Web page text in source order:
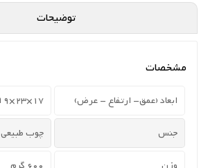
توضیحات
مشخصات
ابعاد (عمق- ارتفاع - عرض) 17×23×9 Cm
جنس چوب طبیعی